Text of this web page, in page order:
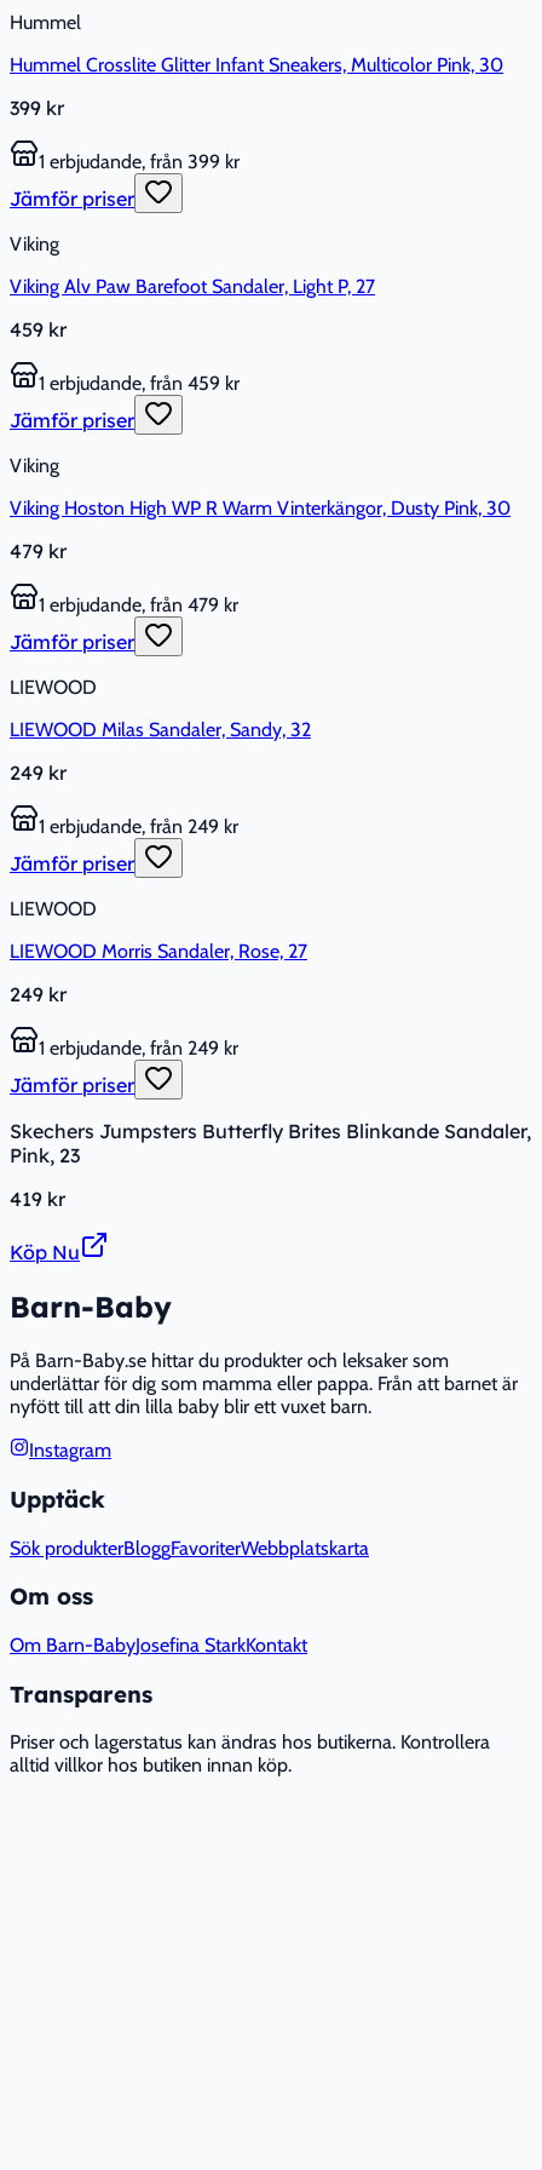
Hummel
Hummel Crosslite Glitter Infant Sneakers, Multicolor Pink, 30
399 kr
1 erbjudande, från 399 kr
Jämför priser
Viking
Viking Alv Paw Barefoot Sandaler, Light P, 27
459 kr
1 erbjudande, från 459 kr
Jämför priser
Viking
Viking Hoston High WP R Warm Vinterkängor, Dusty Pink, 30
479 kr
1 erbjudande, från 479 kr
Jämför priser
LIEWOOD
LIEWOOD Milas Sandaler, Sandy, 32
249 kr
1 erbjudande, från 249 kr
Jämför priser
LIEWOOD
LIEWOOD Morris Sandaler, Rose, 27
249 kr
1 erbjudande, från 249 kr
Jämför priser
Skechers Jumpsters Butterfly Brites Blinkande Sandaler,
Pink, 23
419 kr
Köp Nu
Barn-Baby
På Barn-Baby.se hittar du produkter och leksaker som
underlättar för dig som mamma eller pappa. Från att barnet är
nyfött till att din lilla baby blir ett vuxet barn.
Instagram
Upptäck
Sök produkterBloggFavoriterWebbplatskarta
Om oss
Om Barn-BabyJosefina StarkKontakt
Transparens
Priser och lagerstatus kan ändras hos butikerna. Kontrollera
alltid villkor hos butiken innan köp.